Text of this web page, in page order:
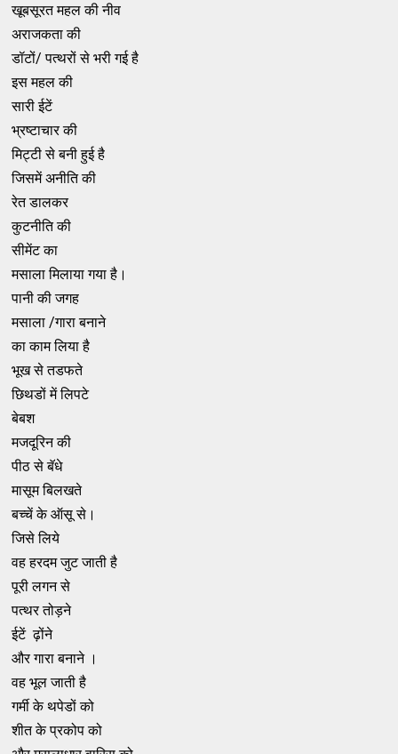
खूबसूरत महल की नीव
अराजकता की
डॉटों/ पत्थरों से भरी गई है
इस महल की
सारी ईटें
भ्रष्टाचार की
मिट्टी से बनी हुई है
जिसमें अनीति की
रेत डालकर
कुटनीति की
सीमेंट का
मसाला मिलाया गया है।
पानी की जगह
मसाला /गारा बनाने
का काम लिया है
भूख से तडफते
छिथडों में लिपटे
बेबश
मजदूरिन की
पीठ से बॅधे
मासूम बिलखते
बच्चें के ऑसू से।
जिसे लिये
वह हरदम जुट जाती है
पूरी लगन से
पत्थर तोड़ने
ईटें ढ़ोंने
और गारा बनाने ।
वह भूल जाती है
गर्मी के थपेडों को
शीत के प्रकोप को